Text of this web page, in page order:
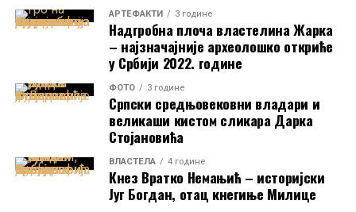
АРТЕФАКТИ 3 године
Надгробна плоча властелина Жарка
– најзначајније археолошко откриће
у Србији 2022. године
ФОТО 3 године
Српски средњовековни владари и
великаши кистом сликара Дарка
Стојановића
ВЛАСТЕЛА 4 године
Кнез Вратко Немањић – историјски
Југ Богдан, отац кнегиње Милице